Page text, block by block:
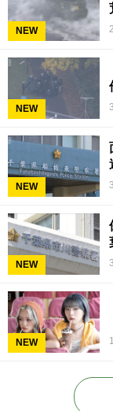
NEW
NEW
NEW
NEW
NEW